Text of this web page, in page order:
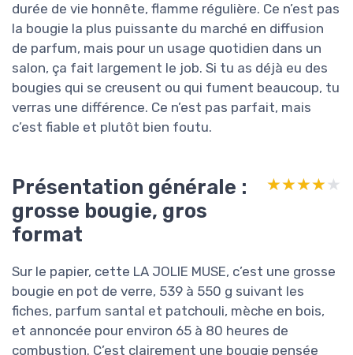
durée de vie honnête, flamme régulière. Ce n’est pas
la bougie la plus puissante du marché en diffusion
de parfum, mais pour un usage quotidien dans un
salon, ça fait largement le job. Si tu as déjà eu des
bougies qui se creusent ou qui fument beaucoup, tu
verras une différence. Ce n’est pas parfait, mais
c’est fiable et plutôt bien foutu.
Présentation générale :
grosse bougie, gros
format
★★★★★
★★★★★
Sur le papier, cette LA JOLIE MUSE, c’est une grosse
bougie en pot de verre, 539 à 550 g suivant les
fiches, parfum santal et patchouli, mèche en bois,
et annoncée pour environ 65 à 80 heures de
combustion. C’est clairement une bougie pensée